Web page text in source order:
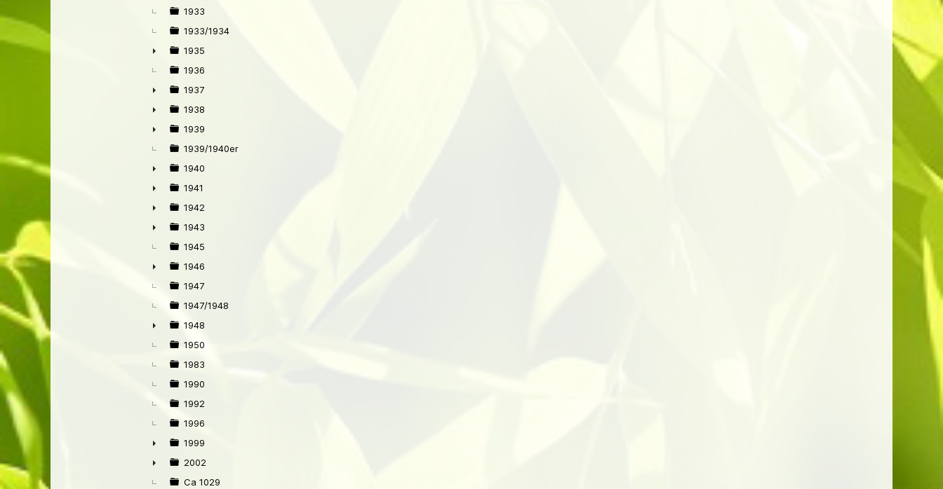
1933
1933/1934
►
1935
1936
►
1937
►
1938
►
1939
1939/1940er
►
1940
►
1941
►
1942
►
1943
1945
►
1946
1947
1947/1948
►
1948
1950
1983
1990
1992
1996
►
1999
►
2002
Ca 1029